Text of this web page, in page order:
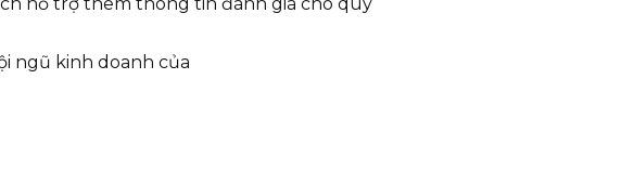
ngũ kinh doanh của